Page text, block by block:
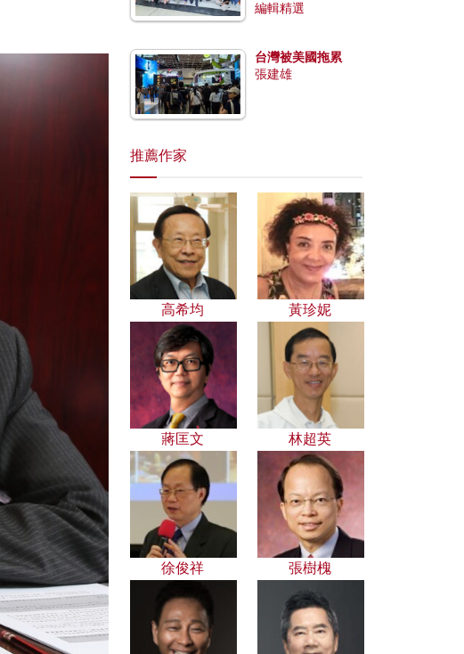
編輯精選
台灣被美國拖累
張建雄
推薦作家
高希均 黃珍妮
蔣匡文 林超英
徐俊祥 張樹槐